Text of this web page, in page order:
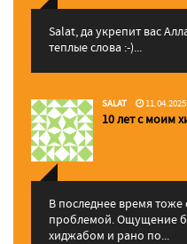
Salat, да укрепит вас
теплые слова :-)...
SALAT
10 лет с моим
В последнее время тоже
проблемой. Ощущение
хиджабом и рано по...